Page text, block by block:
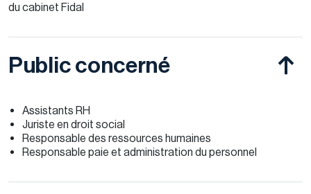
du cabinet Fidal
Public concerné
Assistants RH
Juriste en droit social
Responsable des ressources humaines
Responsable paie et administration du personnel